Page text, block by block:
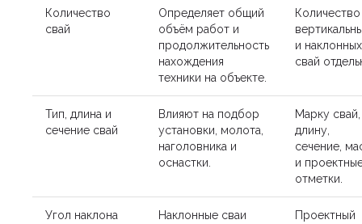
Количество
свай
Определяет общий
объём работ и
продолжительность
нахождения
техники на объекте.
Количество
и наклонных
свай
Тип, длина и
сечение свай
Влияют на подбор
установки, молота,
наголовника и
оснастки.
Марку свай,
длину,
сечение,
и
отметки.
Угол наклона
Наклонные сваи
Проектный